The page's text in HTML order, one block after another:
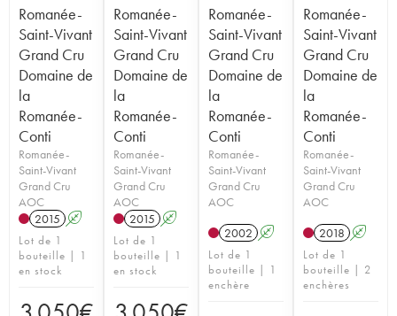
Romanée-
Saint-Vivant
Grand Cru
Domaine de
la
Romanée-
Conti
Romanée-
Saint-Vivant
Grand Cru
AOC
2015 A
Lot de 1
bouteille | 1
en stock
Romanée-
Saint-Vivant
Grand Cru
Domaine de
la
Romanée-
Conti
Romanée-
Saint-Vivant
Grand Cru
AOC
2015 A
Lot de 1
bouteille | 1
en stock
Romanée-
Saint-Vivant
Grand Cru
Domaine de
la
Romanée-
Conti
Romanée-
Saint-Vivant
Grand Cru
AOC
2002 A
Lot de 1
bouteille | 1
enchère
Romanée-
Saint-Vivant
Grand Cru
Domaine de
la
Romanée-
Conti
Romanée-
Saint-Vivant
Grand Cru
AOC
2018 A
Lot de 1
bouteille | 2
enchères